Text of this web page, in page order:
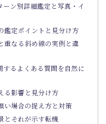
ン別詳細鑑定と写真・イ
鑑定ポイントと見分け方
重なる斜め線の実例と違
るよくある質問を自然に
る影響と見分け方
い場合の捉え方と対策
とそれが示す転機